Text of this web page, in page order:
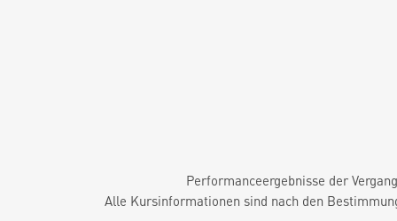
Performanceergebnisse der
Alle Kursinformationen sind nach den